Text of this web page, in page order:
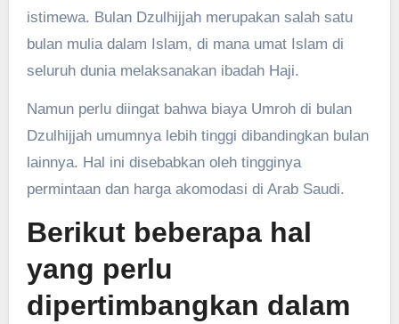
istimewa. Bulan Dzulhijjah merupakan salah satu
bulan mulia dalam Islam, di mana umat Islam di
seluruh dunia melaksanakan ibadah Haji.
Namun perlu diingat bahwa biaya Umroh di bulan
Dzulhijjah umumnya lebih tinggi dibandingkan bulan
lainnya. Hal ini disebabkan oleh tingginya
permintaan dan harga akomodasi di Arab Saudi.
Berikut beberapa hal
yang perlu
dipertimbangkan dalam